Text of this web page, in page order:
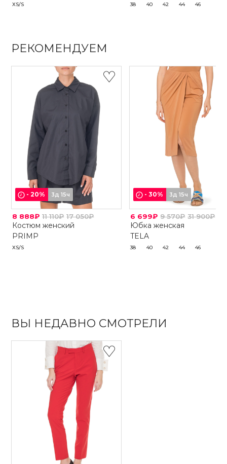
XS/S 38 40 42 44 46
РЕКОМЕНДУЕМ
-20% 3д 15ч
8 888₽ 11 110₽ 17 050₽
Костюм женский
PRIMP
XS/S
-30% 3д 15ч
6 699₽ 9 570₽ 31 900₽
Юбка женская
TELA
38 40 42 44 46
ВЫ НЕДАВНО СМОТРЕЛИ